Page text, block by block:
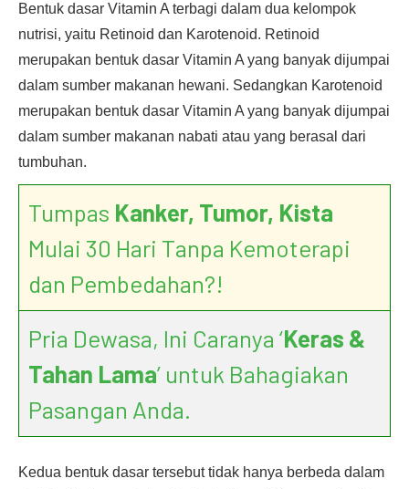
Bentuk dasar Vitamin A terbagi dalam dua kelompok
nutrisi, yaitu Retinoid dan Karotenoid. Retinoid
merupakan bentuk dasar Vitamin A yang banyak dijumpai
dalam sumber makanan hewani. Sedangkan Karotenoid
merupakan bentuk dasar Vitamin A yang banyak dijumpai
dalam sumber makanan nabati atau yang berasal dari
tumbuhan.
Tumpas Kanker, Tumor, Kista
Mulai 30 Hari Tanpa Kemoterapi
dan Pembedahan?!
Pria Dewasa, Ini Caranya ‘Keras &
Tahan Lama’ untuk Bahagiakan
Pasangan Anda.
Kedua bentuk dasar tersebut tidak hanya berbeda dalam